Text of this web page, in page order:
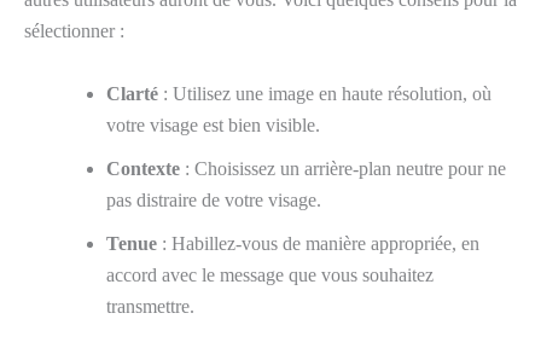
sélectionner :
Clarté : Utilisez une image en haute résolution, où
votre visage est bien visible.
Contexte : Choisissez un arrière-plan neutre pour ne
pas distraire de votre visage.
Tenue : Habillez-vous de manière appropriée, en
accord avec le message que vous souhaitez
transmettre.